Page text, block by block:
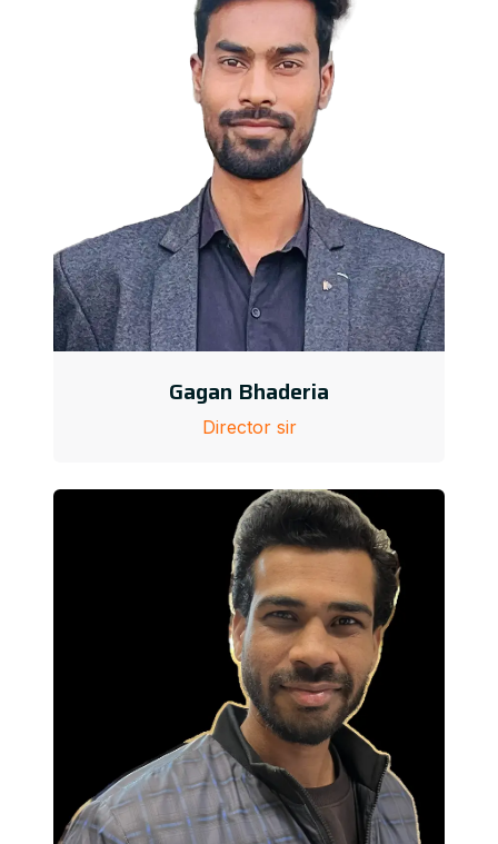
Gagan Bhaderia
Director sir